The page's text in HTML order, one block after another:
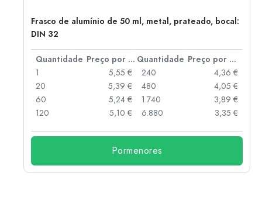
Frasco de alumínio de 50 ml, metal, prateado, bocal:
DIN 32
Quantidade Preço por peça Quantidade
Preço por peça
1
5,55 €
20
5,39 €
60
5,24 €
120
5,10 €
240
4,36 €
480
4,05 €
1.740
3,89 €
6.880
3,35 €
Pormenores